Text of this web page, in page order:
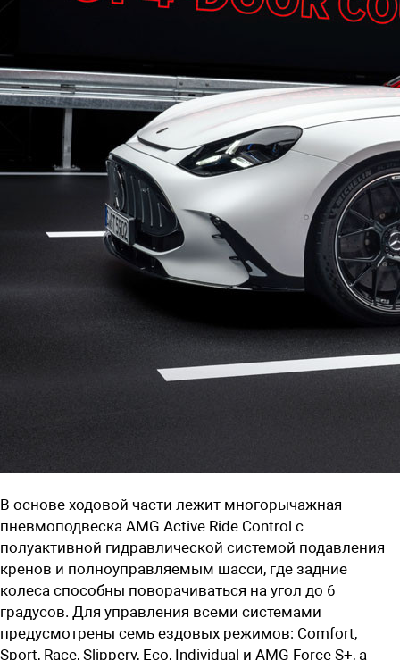
В основе ходовой части лежит многорычажная
пневмоподвеска AMG Active Ride Control с
полуактивной гидравлической системой подавления
кренов и полноуправляемым шасси, где задние
колеса способны поворачиваться на угол до 6
градусов. Для управления всеми системами
предусмотрены семь ездовых режимов: Comfort,
Sport, Race, Slippery, Eco, Individual и AMG Force S+, а